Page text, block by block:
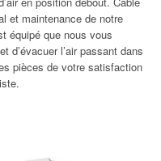
et maintenance de notre
équipé que nous vous
d’évacuer l’air passant dans
pièces de votre satisfaction